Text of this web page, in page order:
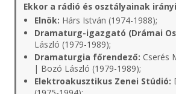
Ekkor a rádió és osztályainak
Elnök: Hárs István (1974-1988);
Dramaturg-igazgató (Drámai
László (1979-1989);
Dramaturgia főrendező: Cserés
| Bozó László (1979-1989);
Elektroakusztikus Zenei Stúdió: